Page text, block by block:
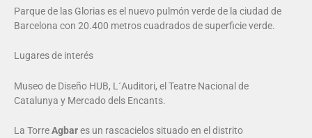
Parque de las Glorias es el nuevo pulmón verde de la ciudad de
Barcelona con 20.400 metros cuadrados de superficie verde.
Lugares de interés
Museo de Diseño HUB, L´Auditori, el Teatre Nacional de
Catalunya y Mercado dels Encants.
La TorreAgbares un rascacielos situado en el distrito